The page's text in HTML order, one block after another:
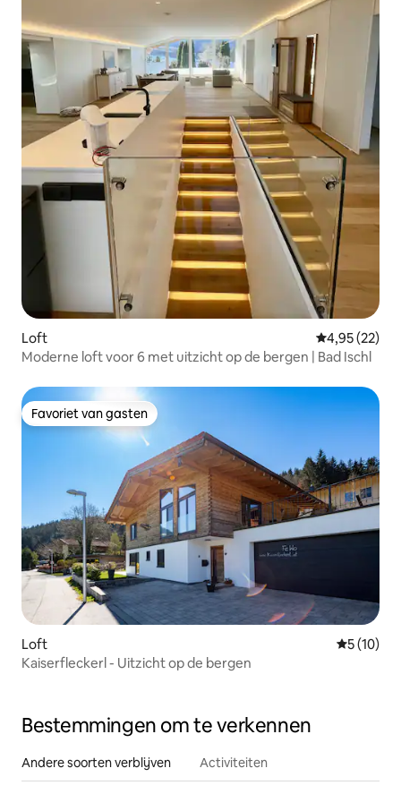
Loft Gemiddelde
4,95 (22)
Moderne loft voor 6 met uitzicht op de bergen | Bad Ischl
Favoriet van gasten
Favoriet van gasten
Loft
5 (10)
Kaiserfleckerl - Uitzicht op de bergen
Bestemmingen om te verkennen
Andere soorten verblijven Activiteiten